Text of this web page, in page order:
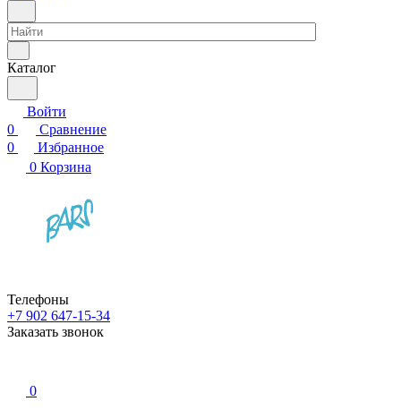
Каталог
Войти
0
Сравнение
0
Избранное
0 Корзина
Телефоны
+7 902 647-15-34
Заказать звонок
0